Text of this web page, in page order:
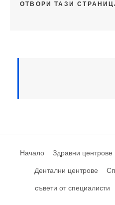
ОТВОРИ ТАЗИ
Начало Здравни центрове
Дентални центрове
съвети от специалисти